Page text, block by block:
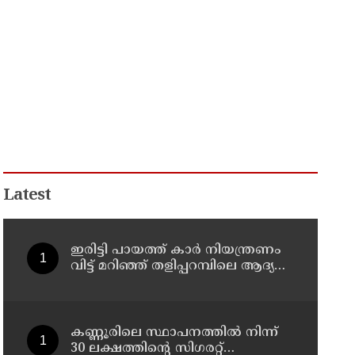
Latest
ഇരിട്ടി പായത്ത് കാർ നിയന്ത്രണം
വിട്ട് മറിഞ്ഞ് തളിപ്പറമ്പിലെ ആദ്യ
കണ്ണൂരിലെ സ്ഥാപനത്തിൽ നിന്ന്
30 ലക്ഷത്തിന്റെ സിഗരറ്റ്